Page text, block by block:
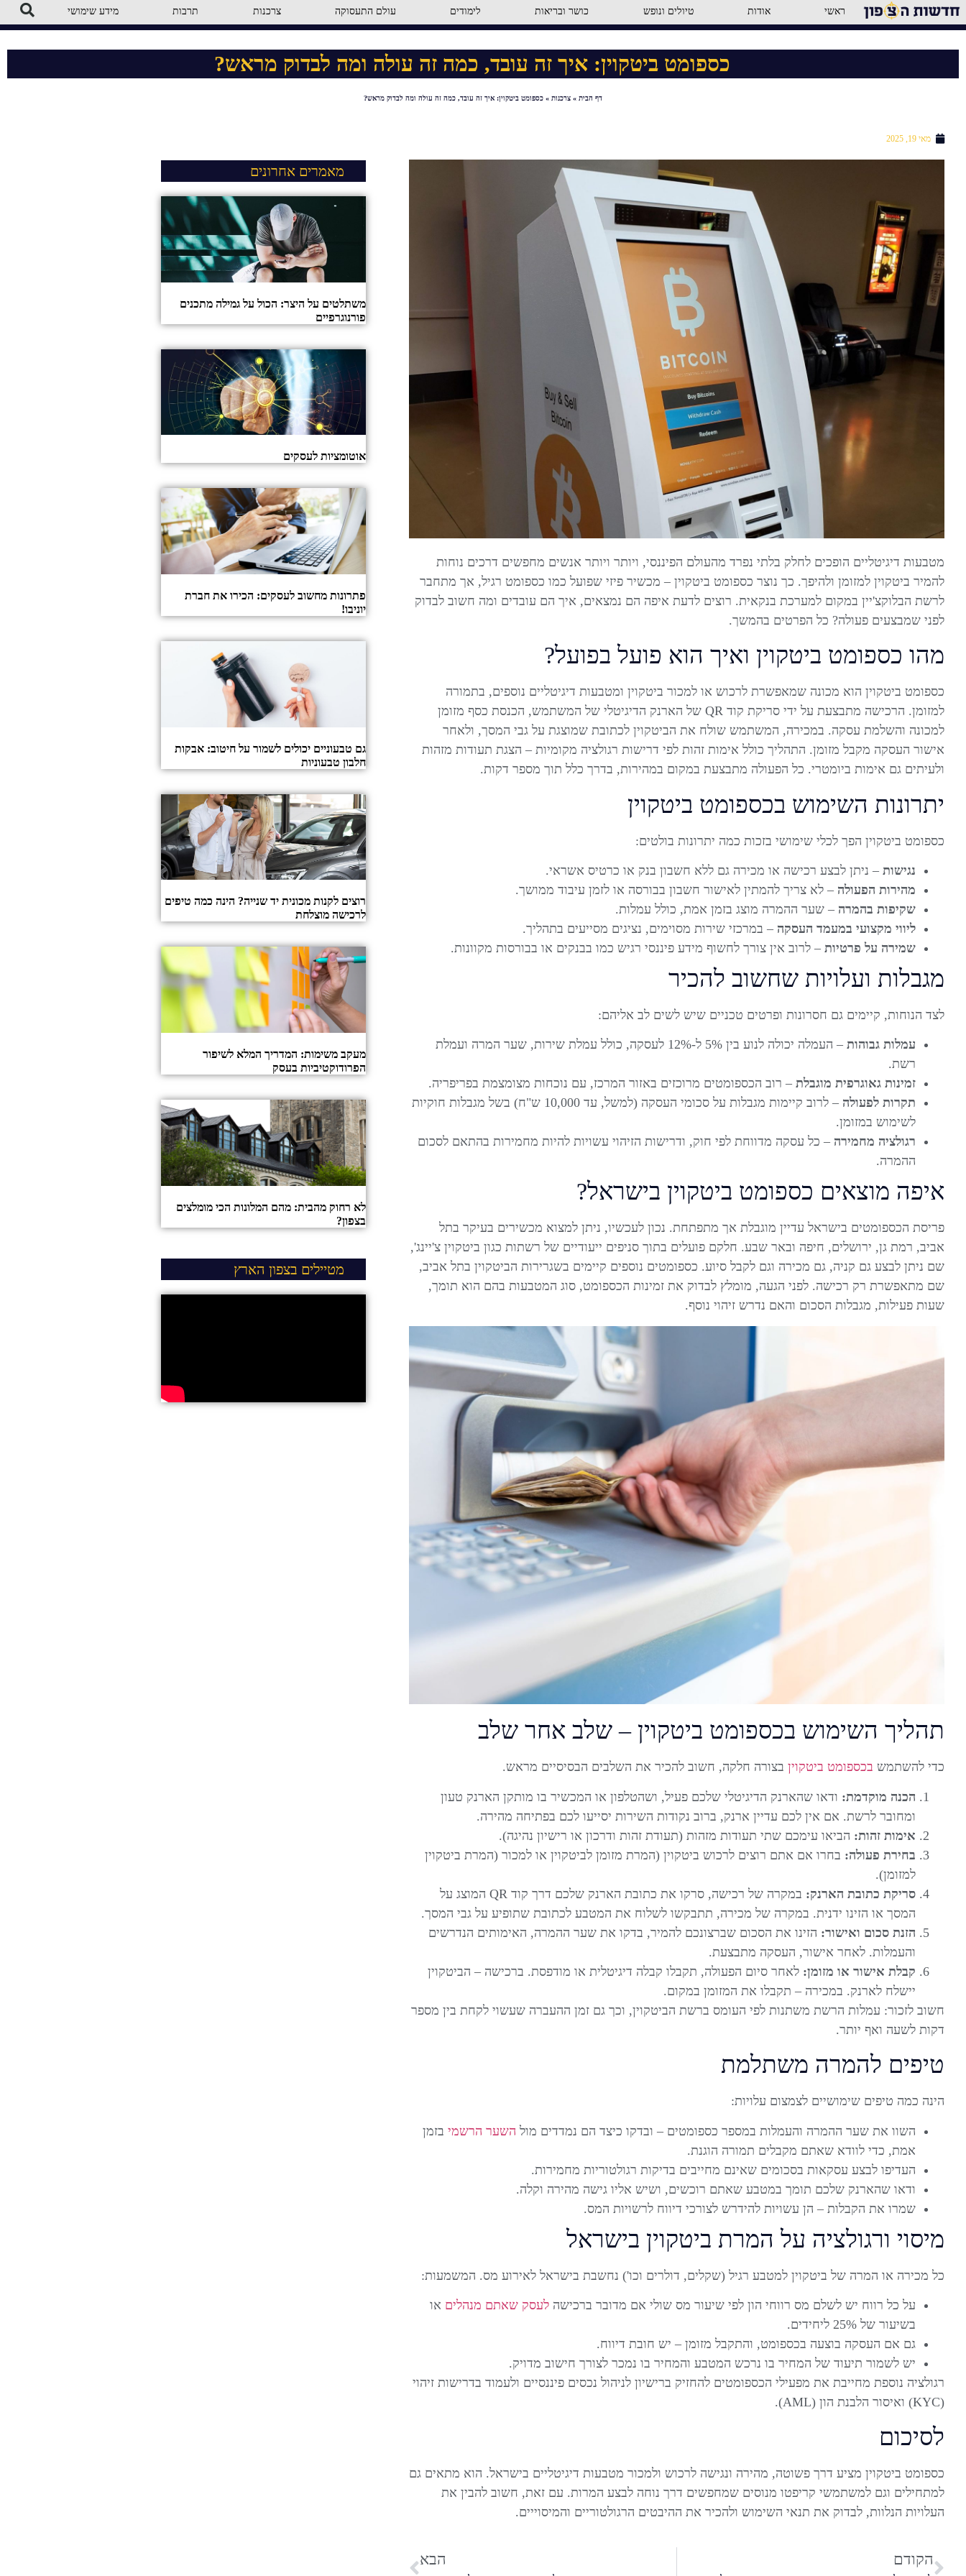
ראשי אודות טיולים ונופש כושר ובריאות לימודים עולם התעסוקה צרכנות תרבות מידע שימושי
כספומט ביטקוין: איך זה עובד, כמה זה עולה ומה לבדוק מראש?
דף הבית » צרכנות » כספומט ביטקוין: איך זה עובד, כמה זה עולה ומה לבדוק מראש?
מאי 19, 2025
מטבעות דיגיטליים הופכים לחלק בלתי נפרד מהעולם הפיננסי, ויותר ויותר אנשים מחפשים דרכים נוחות
להמיר ביטקוין למזומן ולהיפך. כך נוצר כספומט ביטקוין – מכשיר פיזי שפועל כמו כספומט רגיל, אך מתחבר
לרשת הבלוקצ'יין במקום למערכת בנקאית. רוצים לדעת איפה הם נמצאים, איך הם עובדים ומה חשוב לבדוק
לפני שמבצעים פעולה? כל הפרטים בהמשך.
מהו כספומט ביטקוין ואיך הוא פועל בפועל?
כספומט ביטקוין הוא מכונה שמאפשרת לרכוש או למכור ביטקוין ומטבעות דיגיטליים נוספים, בתמורה
למזומן. הרכישה מתבצעת על ידי סריקת קוד QR של הארנק הדיגיטלי של המשתמש, הכנסת כסף מזומן
למכונה והשלמת עסקה. במכירה, המשתמש שולח את הביטקוין לכתובת שמוצגת על גבי המסך, ולאחר
אישור העסקה מקבל מזומן. התהליך כולל אימות זהות לפי דרישות רגולציה מקומיות – הצגת תעודות מזהות
ולעיתים גם אימות ביומטרי. כל הפעולה מתבצעת במקום במהירות, בדרך כלל תוך מספר דקות.
יתרונות השימוש בכספומט ביטקוין
כספומט ביטקוין הפך לכלי שימושי בזכות כמה יתרונות בולטים:
נגישות – ניתן לבצע רכישה או מכירה גם ללא חשבון בנק או כרטיס אשראי.
מהירות הפעולה – לא צריך להמתין לאישור חשבון בבורסה או לזמן עיבוד ממושך.
שקיפות בהמרה – שער ההמרה מוצג בזמן אמת, כולל עמלות.
ליווי מקצועי במעמד העסקה – במרכזי שירות מסוימים, נציגים מסייעים בתהליך.
שמירה על פרטיות – לרוב אין צורך לחשוף מידע פיננסי רגיש כמו בבנקים או בבורסות מקוונות.
מגבלות ועלויות שחשוב להכיר
לצד הנוחות, קיימים גם חסרונות ופרטים טכניים שיש לשים לב אליהם:
עמלות גבוהות
– העמלה יכולה לנוע בין 5% ל-12% לעסקה, כולל עמלת שירות, שער המרה ועמלת
רשת.
זמינות גאוגרפית מוגבלת – רוב הכספומטים מרוכזים באזור המרכז, עם נוכחות מצומצמת בפריפריה.
תקרות לפעולה
– לרוב קיימות מגבלות על סכומי העסקה (למשל, עד 10,000 ש"ח) בשל מגבלות חוקיות
לשימוש במזומן.
רגולציה מחמירה – כל עסקה מדווחת לפי חוק, ודרישות הזיהוי עשויות להיות מחמירות בהתאם לסכום
ההמרה.
איפה מוצאים כספומט ביטקוין בישראל?
פריסת הכספומטים בישראל עדיין מוגבלת אך מתפתחת. נכון לעכשיו, ניתן למצוא מכשירים בעיקר בתל
אביב, רמת גן, ירושלים, חיפה ובאר שבע. חלקם פועלים בתוך סניפים ייעודיים של רשתות כגון ביטקוין צ'יינג',
שם ניתן לבצע גם קניה, גם מכירה וגם לקבל סיוע. כספומטים נוספים קיימים בשגרירות הביטקוין בתל אביב,
שם מתאפשרת רק רכישה. לפני הגעה, מומלץ לבדוק את זמינות הכספומט, סוג המטבעות בהם הוא תומך,
שעות פעילות, מגבלות הסכום והאם נדרש זיהוי נוסף.
תהליך השימוש בכספומט ביטקוין – שלב אחר שלב
כדי להשתמש בכספומט ביטקוין בצורה חלקה, חשוב להכיר את השלבים הבסיסיים מראש.
הכנה מוקדמת: ודאו שהארנק הדיגיטלי שלכם פעיל, ושהטלפון או המכשיר בו מותקן הארנק טעון
ומחובר לרשת. אם אין לכם עדיין ארנק, ברוב נקודות השירות יסייעו לכם בפתיחה מהירה.
אימות זהות: הביאו עימכם שתי תעודות מזהות (תעודת זהות ודרכון או רישיון נהיגה).
בחירת פעולה: בחרו אם אתם רוצים לרכוש ביטקוין (המרת מזומן לביטקוין או למכור (המרת ביטקוין
למזומן).
סריקת כתובת הארנק:
במקרה של רכישה, סרקו את כתובת הארנק שלכם דרך קוד QR המוצג על
המסך או הזינו ידנית. במקרה של מכירה, תתבקשו לשלוח את המטבע לכתובת שתופיע על גבי המסך.
הזנת סכום ואישור: הזינו את הסכום שברצונכם להמיר, בדקו את שער ההמרה, האימותים הנדרשים
והעמלות. לאחר אישור, העסקה מתבצעת.
קבלת אישור או מזומן: לאחר סיום הפעולה, תקבלו קבלה דיגיטלית או מודפסת. ברכישה – הביטקוין
יישלח לארנק. במכירה – תקבלו את המזומן במקום.
חשוב לזכור: עמלות הרשת משתנות לפי העומס ברשת הביטקוין, וכך גם זמן ההעברה שעשוי לקחת בין מספר
דקות לשעה ואף יותר.
טיפים להמרה משתלמת
הינה כמה טיפים שימושיים לצמצום עלויות:
השוו את שער ההמרה והעמלות במספר כספומטים – ובדקו כיצד הם נמדדים מול השער הרשמי בזמן
אמת, כדי לוודא שאתם מקבלים תמורה הוגנת.
העדיפו לבצע עסקאות בסכומים שאינם מחייבים בדיקות רגולטוריות מחמירות.
ודאו שהארנק שלכם תומך במטבע שאתם רוכשים, ושיש אליו גישה מהירה וקלה.
שמרו את הקבלות – הן עשויות להידרש לצורכי דיווח לרשויות המס.
מיסוי ורגולציה על המרת ביטקוין בישראל
כל מכירה או המרה של ביטקוין למטבע רגיל (שקלים, דולרים וכו') נחשבת בישראל לאירוע מס. המשמעות:
על כל רווח יש לשלם מס רווחי הון לפי שיעור מס שולי אם מדובר ברכישה לעסק שאתם מנהלים או
בשיעור של 25% ליחידים.
גם אם העסקה בוצעה בכספומט, והתקבל מזומן – יש חובת דיווח.
יש לשמור תיעוד של המחיר בו נרכש המטבע והמחיר בו נמכר לצורך חישוב מדויק.
רגולציה נוספת מחייבת את מפעילי הכספומטים להחזיק ברישיון לניהול נכסים פיננסיים ולעמוד בדרישות זיהוי
(KYC) ואיסור הלבנת הון (AML).
לסיכום
כספומט ביטקוין מציע דרך פשוטה, מהירה ונגישה לרכוש ולמכור מטבעות דיגיטליים בישראל. הוא מתאים גם
למתחילים וגם למשתמשי קריפטו מנוסים שמחפשים דרך נוחה לבצע המרות. עם זאת, חשוב להבין את
העלויות הנלוות, לבדוק את תנאי השימוש ולהכיר את ההיבטים הרגולטוריים והמיסוייים.
הקודם הבא
מאמרים אחרונים
משתלטים על היצר: הכול על גמילה מתכנים
פורנוגרפיים
אוטומציות לעסקים
פתרונות מחשוב לעסקים: הכירו את חברת
יוניבו!
גם טבעוניים יכולים לשמור על חיטוב: אבקות
חלבון טבעוניות
רוצים לקנות מכונית יד שנייה? הינה כמה טיפים
לרכישה מוצלחת
מעקב משימות: המדריך המלא לשיפור
הפרודוקטיביות בעסק
לא רחוק מהבית: מהם המלונות הכי מומלצים
בצפון?
מטיילים בצפון הארץ